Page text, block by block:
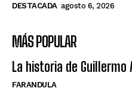
DESTACADA agosto 6, 2026
MÁS POPULAR
La historia de Guillermo
FARANDULA